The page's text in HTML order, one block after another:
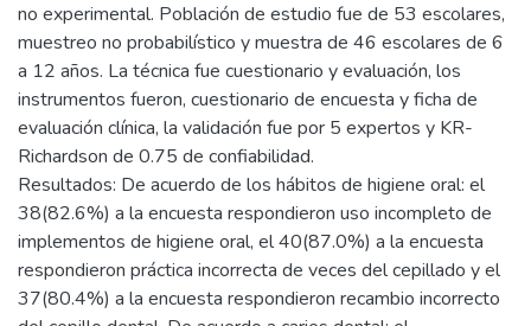
no experimental. Población de estudio fue de 53 escolares,
muestreo no probabilístico y muestra de 46 escolares de 6
a 12 años. La técnica fue cuestionario y evaluación, los
instrumentos fueron, cuestionario de encuesta y ficha de
evaluación clínica, la validación fue por 5 expertos y KR-
Richardson de 0.75 de confiabilidad.
Resultados: De acuerdo de los hábitos de higiene oral: el
38(82.6%) a la encuesta respondieron uso incompleto de
implementos de higiene oral, el 40(87.0%) a la encuesta
respondieron práctica incorrecta de veces del cepillado y el
37(80.4%) a la encuesta respondieron recambio incorrecto